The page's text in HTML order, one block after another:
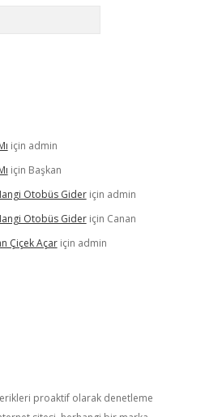
için admin
için Başkan
Otobüs Gideriçin admin
Otobüs Gideriçin Canan
Çiçek Açariçin admin
proaktif olarak denetleme